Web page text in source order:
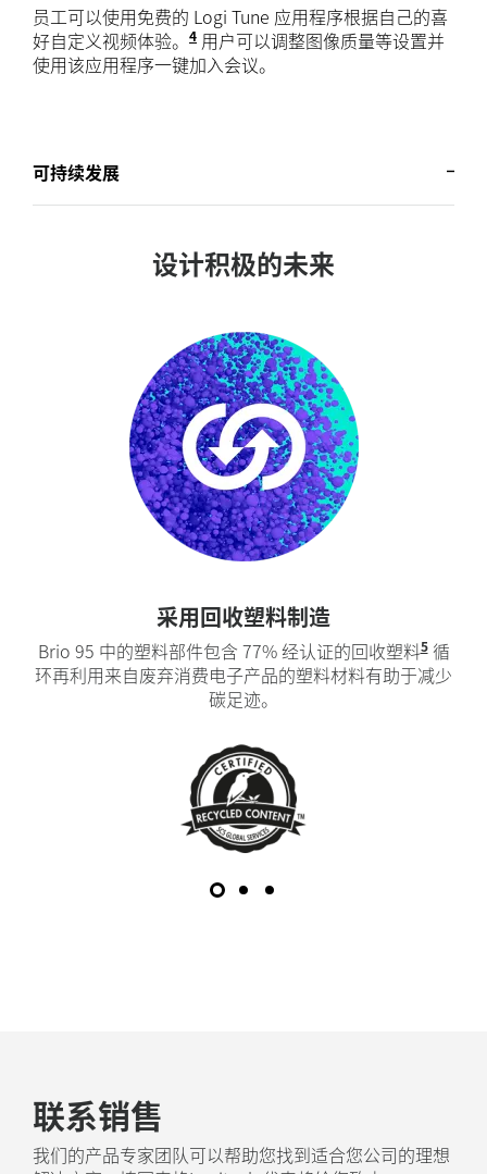
员工可以使用免费的 Logi Tune 应用程序根据自己的喜
好自定义视频体验。 4 Logi Tune 不适用于ChromeOS
用户可以调整图像质量等设置并
使用该应用程序一键加入会议。
可持续发展
设计积极的未来
采用回收塑料制造
Brio 95 中的塑料部件包含 77% 经认证的回收塑料5不包括
循
环再利用来自废弃消费电子产品的塑料材料有助于减少
碳足迹。
联系销售
我们的产品专家团队可以帮助您找到适合您公司的理想